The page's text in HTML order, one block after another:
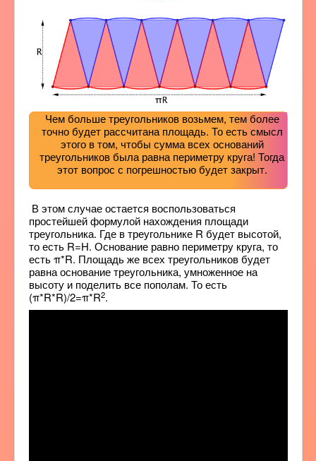
Чем больше треугольников возьмем, тем более
точно будет рассчитана площадь. То есть смысл
этого в том, чтобы сумма всех оснований
треугольников была равна периметру круга! Тогда
этот вопрос с погрешностью будет закрыт.
В этом случае остается воспользоваться
простейшей формулой нахождения площади
треугольника. Где в треугольнике R будет высотой,
то есть R=H. Основание равно периметру круга, то
есть π*R. Площадь же всех треугольников будет
равна основание треугольника, умноженное на
высоту и поделить все пополам. То есть
(π*R*R)/2=π*R2.